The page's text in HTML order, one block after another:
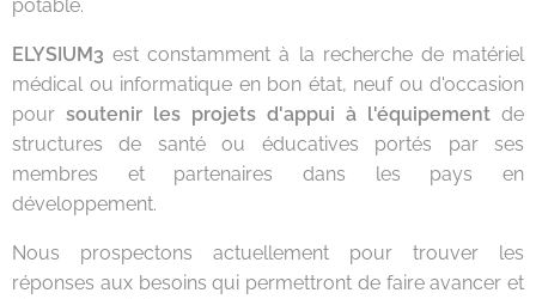
potable.
ELYSIUM3 est constamment à la recherche de matériel
médical ou informatique en bon état, neuf ou d'occasion
pour soutenir les projets d'appui à l'équipement de
structures de santé ou éducatives portés par ses
membres et partenaires dans les pays en
développement.
Nous prospectons actuellement pour trouver les
réponses aux besoins qui permettront de faire avancer et